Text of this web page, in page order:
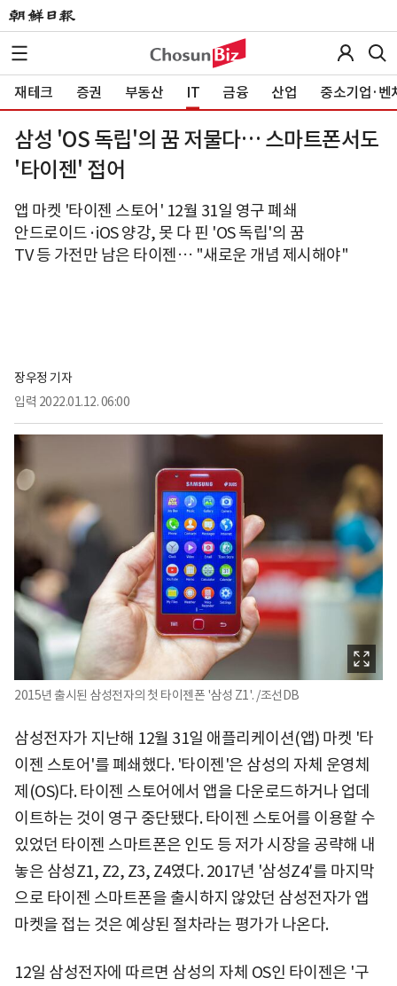
재테크 증권 부동산 IT 금융 산업 중소기업·벤
삼성 'OS 독립'의 꿈 저물다… 스마트폰서도
'타이젠' 접어
앱 마켓 '타이젠 스토어' 12월 31일 영구 폐쇄
안드로이드·iOS 양강, 못 다 핀 'OS 독립'의 꿈
TV 등 가전만 남은 타이젠… "새로운 개념 제시해야"
장우정 기자
입력 2022.01.12. 06:00
2015년 출시된 삼성전자의 첫 타이젠폰 '삼성 Z1'. /조선DB
삼성전자가 지난해 12월 31일 애플리케이션(앱) 마켓 '타
이젠 스토어'를 폐쇄했다. '타이젠'은 삼성의 자체 운영체
제(OS)다. 타이젠 스토어에서 앱을 다운로드하거나 업데
이트하는 것이 영구 중단됐다. 타이젠 스토어를 이용할 수
있었던 타이젠 스마트폰은 인도 등 저가 시장을 공략해 내
놓은 삼성Z1, Z2, Z3, Z4였다. 2017년 '삼성Z4′를 마지막
으로 타이젠 스마트폰을 출시하지 않았던 삼성전자가 앱
마켓을 접는 것은 예상된 절차라는 평가가 나온다.
12일 삼성전자에 따르면 삼성의 자체 OS인 타이젠은 '구